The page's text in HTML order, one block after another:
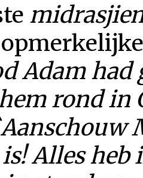
Adam had
rond in
Alles heb